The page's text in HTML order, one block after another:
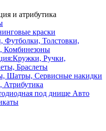
и атрибутика
краски
Футболки, Толстовки,
Комбинезоны
Ручки,
Браслеты
Шатры, Сервисные накидки
Атрибутика
под днище Авто